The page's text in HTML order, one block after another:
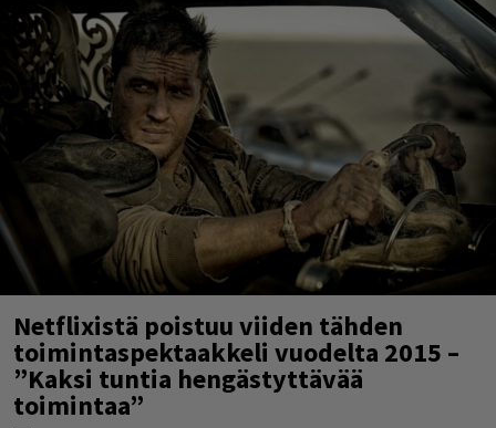
Netflixistä poistuu viiden tähden
toimintaspektaakkeli vuodelta 2015 –
”Kaksi tuntia hengästyttävää
toimintaa”